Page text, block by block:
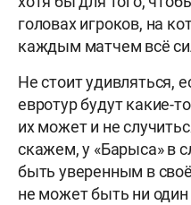
головах игроков, на
каждым матчем всё
Не стоит удивляться,
евротур будут какие-
их может и не
скажем, у «Барыса» в
быть уверенным в
не может быть ни один